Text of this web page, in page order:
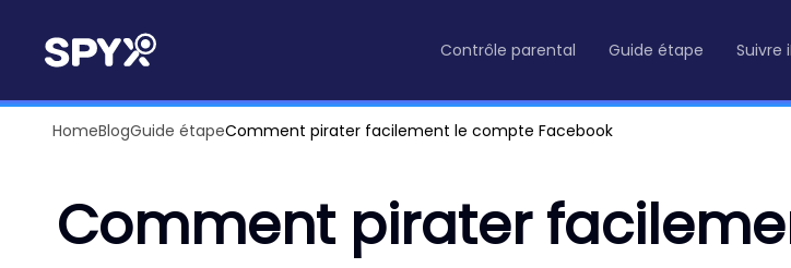
Contrôle parental Guide étape Suivre
HomeBlogGuide étapeComment pirater facilement le compte Facebook
Comment pirater